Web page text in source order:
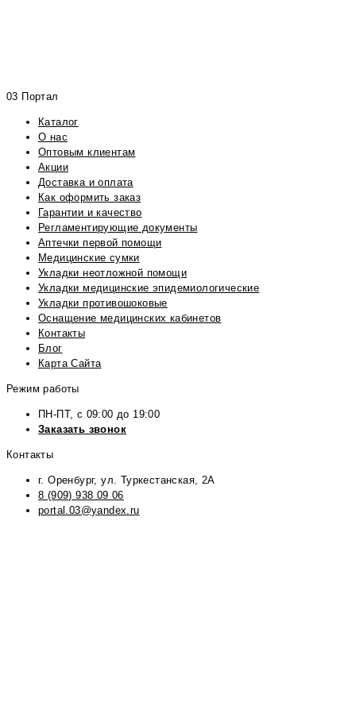
03 Портал
Каталог
О нас
Оптовым клиентам
Акции
Доставка и оплата
Как оформить заказ
Гарантии и качество
Регламентирующие документы
Аптечки первой помощи
Медицинские сумки
Укладки неотложной помощи
Укладки медицинские эпидемиологические
Укладки противошоковые
Оснащение медицинских кабинетов
Контакты
Блог
Карта Сайта
Режим работы
ПН-ПТ, с 09:00 до 19:00
Заказать звонок
Контакты
г. Оренбург, ул. Туркестанская, 2А
8 (909) 938 09 06
portal.03@yandex.ru